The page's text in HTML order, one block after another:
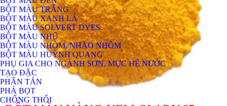
BỘT MÀU TRẮNG
BỘT MÀU XANH LÁ
BỘT MÀU SOLVERT DYES
BỘT MÀU NHŨ
BỘT MÀU NHÔM, NHÃO NHÔM
BỘT MÀU HUỲNH QUANG
PHỤ GIA CHO NGÀNH SƠN, MỰC HỆ NƯỚC
TẠO ĐẶC
PHÂN TÁN
PHÁ BỌT
CHỐNG THỐI